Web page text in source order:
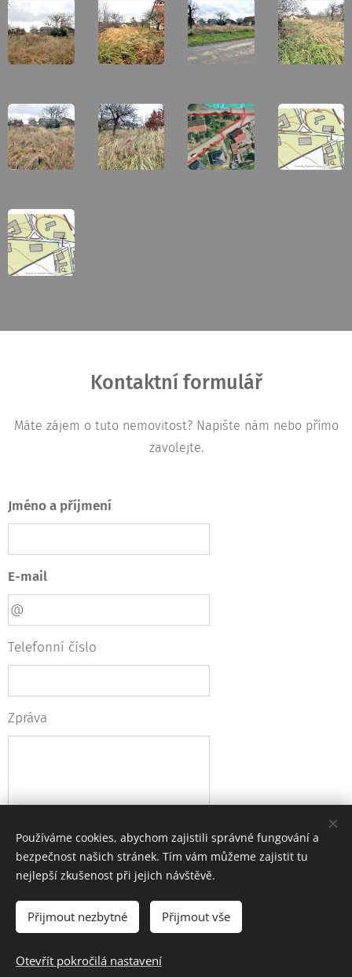
Kontaktní formulář
Máte zájem o tuto nemovitost? Napište nám nebo přímo
zavolejte.
Jméno a příjmení
E-mail
Telefonní číslo
Zpráva
Odeslat zprávu
Cookies
Používáme cookies, abychom zajistili správné fungování a
bezpečnost našich stránek. Tím vám můžeme zajistit tu
nejlepší zkušenost při jejich návštěvě.
Přijmout nezbytné Přijmout vše
Otevřít pokročilá nastavení